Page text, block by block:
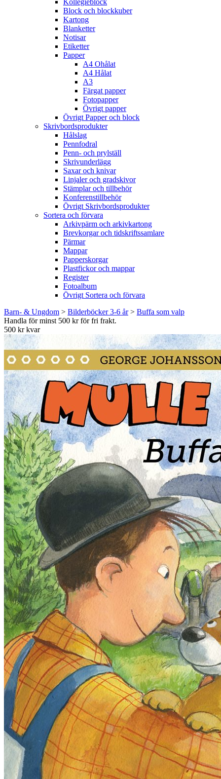
Kollegieblock
Block och blockkuber
Kartong
Blanketter
Notisar
Etiketter
Papper
A4 Ohålat
A4 Hålat
A3
Färgat papper
Fotopapper
Övrigt papper
Övrigt Papper och block
Skrivbordsprodukter
Hålslag
Pennfodral
Penn- och prylställ
Skrivunderlägg
Saxar och knivar
Linjaler och gradskivor
Stämplar och tillbehör
Konferenstillbehör
Övrigt Skrivbordsprodukter
Sortera och förvara
Arkivpärm och arkivkartong
Brevkorgar och tidskriftssamlare
Pärmar
Mappar
Papperskorgar
Plastfickor och mappar
Register
Fotoalbum
Övrigt Sortera och förvara
Barn- & Ungdom > Bilderböcker 3-6 år> Buffa som valp
Handla för minst 500 kr för fri frakt.
500 kr kvar